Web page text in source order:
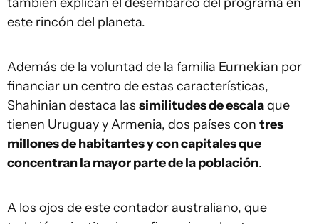
este rincón del planeta.
Además de la voluntad de la familia Eurnekian por
financiar un centro de estas características,
Shahinian destaca las similitudes de escalaque
tienen Uruguay y Armenia, dos países con tres
millones de habitantes y con capitales que
concentran la mayor parte de la población.
A los ojos de este contador australiano, que